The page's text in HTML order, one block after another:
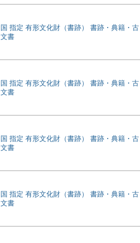
国 指定 有形文化財（書跡） 書跡・典籍・古
文書
国 指定 有形文化財（書跡） 書跡・典籍・古
文書
国 指定 有形文化財（書跡） 書跡・典籍・古
文書
国 指定 有形文化財（書跡） 書跡・典籍・古
文書